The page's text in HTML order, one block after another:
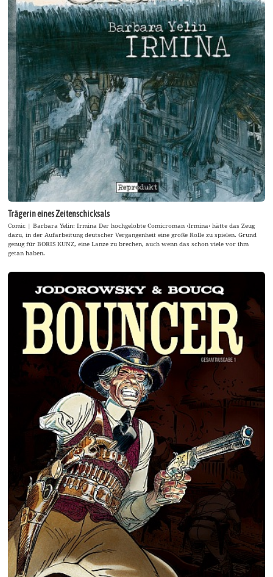
Trägerin eines Zeitenschicksals
Comic | Barbara Yelin: Irmina Der hochgelobte Comicroman ›Irmina‹ hätte das Zeug
dazu, in der Aufarbeitung deutscher Vergangenheit eine große Rolle zu spielen. Grund
genug für BORIS KUNZ, eine Lanze zu brechen, auch wenn das schon viele vor ihm
getan haben.